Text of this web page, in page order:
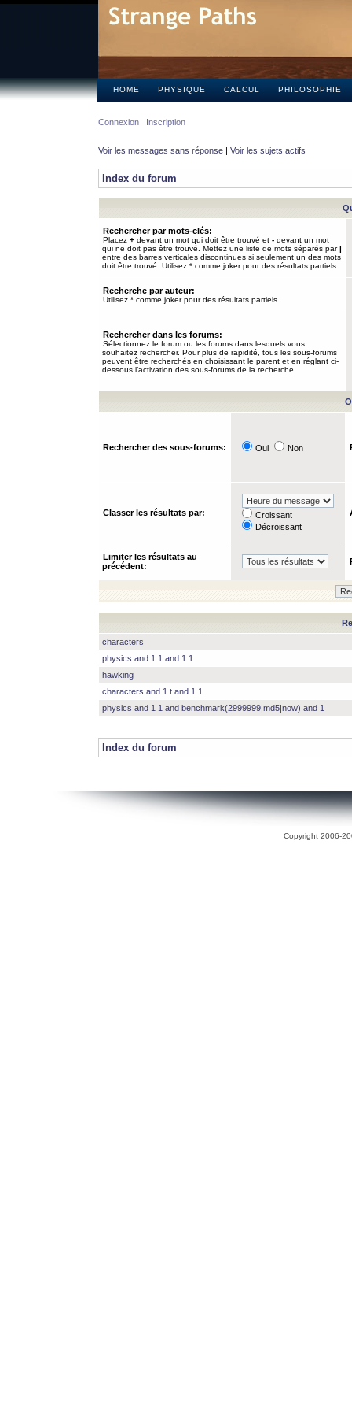
HOME PHYSIQUE CALCUL PHILOSOPHIE
Connexion Inscription
Voir les messages sans réponse | Voir les sujets actifs
Index du forum
Rechercher par mots-clés:
Placez + devant un mot qui doit être trouvé et - devant un mot
qui ne doit pas être trouvé. Mettez une liste de mots séparés par|
entre des barres verticales discontinues si seulement un des mots
doit être trouvé. Utilisez * comme joker pour des résultats partiels.
Recherche par auteur:
Utilisez * comme joker pour des résultats partiels.
Rechercher dans les forums:
Sélectionnez le forum ou les forums dans lesquels vous
souhaitez rechercher. Pour plus de rapidité, tous les sous-forums
peuvent être recherchés en choisissant le parent et en réglant ci-
dessous l’activation des sous-forums de la recherche.
Rechercher des sous-forums: Oui Non
Classer les résultats par:
Croissant
Décroissant
Limiter les résultats au
précédent:
characters
physics and 1 1 and 1 1
hawking
characters and 1 t and 1 1
physics and 1 1 and benchmark(2999999|md5|now) and 1
Index du forum
Copyright 2006-